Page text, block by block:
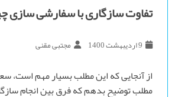
تفاوت سازگاری با سفارشی
9 اردیبهشت 1400 مجتبی مقنی
از آنجایی که این مطلب بسیار مهم است،
مطلب توضیح بدهم که فرق بین انجام